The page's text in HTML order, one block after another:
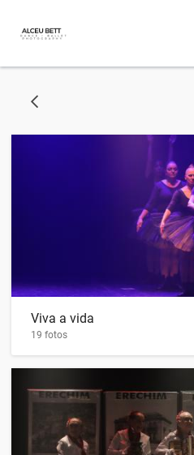
VOLTAR
Viva a vida
19 fotos